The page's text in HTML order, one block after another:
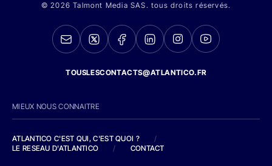
© 2026 Talmont Media SAS. tous droits réservés.
TOUSLESCONTACTS@ATLANTICO.FR
MIEUX NOUS CONNAITRE
ATLANTICO C'EST QUI, C'EST QUOI ?
/
LE RESEAU D'ATLANTICO
/ CONTACT